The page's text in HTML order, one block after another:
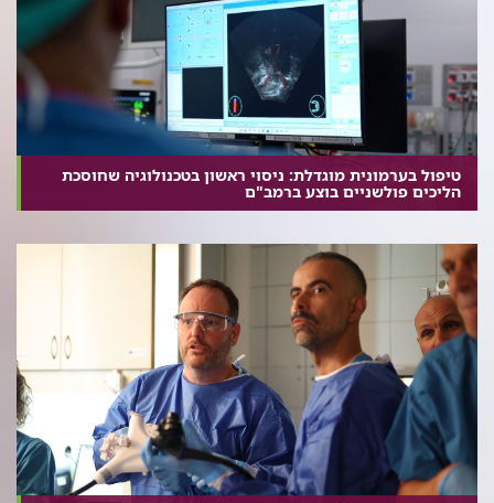
טיפול בערמונית מוגדלת: ניסוי ראשון בטכנולוגיה שחוסכת
הליכים פולשניים בוצע ברמב"ם